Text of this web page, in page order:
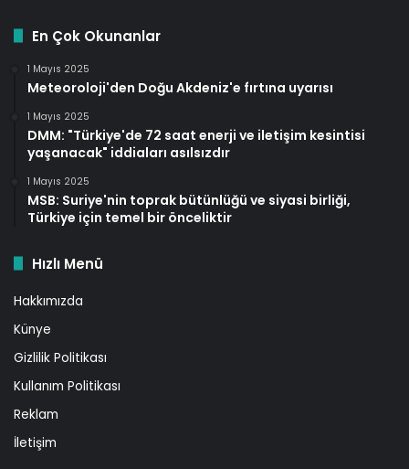
En Çok Okunanlar
1 Mayıs 2025
Meteoroloji'den Doğu Akdeniz'e fırtına uyarısı
1 Mayıs 2025
DMM: "Türkiye'de 72 saat enerji ve iletişim kesintisi
yaşanacak" iddiaları asılsızdır
1 Mayıs 2025
MSB: Suriye'nin toprak bütünlüğü ve siyasi birliği,
Türkiye için temel bir önceliktir
Hızlı Menü
Hakkımızda
Künye
Gizlilik Politikası
Kullanım Politikası
Reklam
İletişim